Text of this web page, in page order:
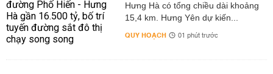
Hưng Hà có tổng chiều dài khoảng
15,4 km. Hưng Yên dự kiến...
QUY HOẠCH 01 phút trước